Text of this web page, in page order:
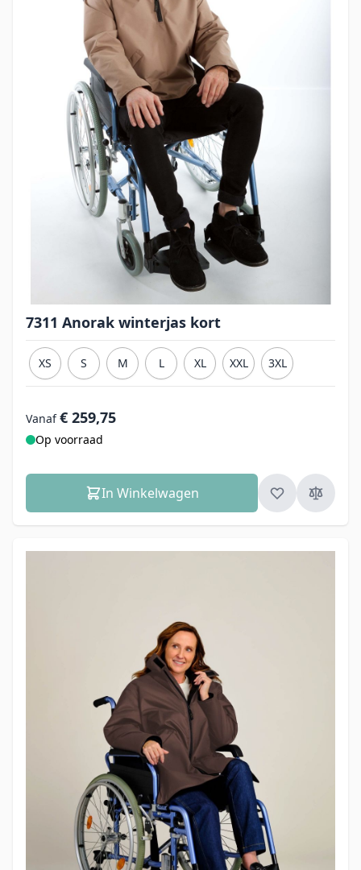
7311 Anorak winterjas kort
XS S M L XL XXL 3XL
Vanaf € 259,75
Op voorraad
In Winkelwagen